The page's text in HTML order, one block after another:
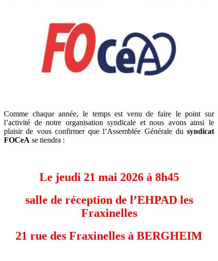
Comme chaque année, le temps est venu de faire le point sur
l’activité de notre organisation syndicale et nous avons ainsi le
plaisir de vous confirmer que l’Assemblée Générale du syndicat
FOCeA se tiendra :
Le jeudi 21 mai 2026 à 8h45
salle de réception de l’EHPAD les
Fraxinelles
21 rue des Fraxinelles à BERGHEIM